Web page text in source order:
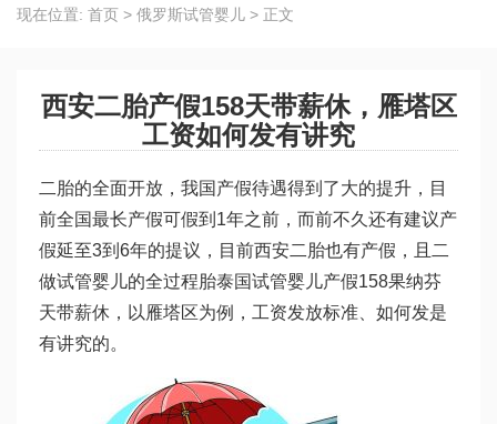
现在位置: 首页 > 俄罗斯试管婴儿 > 正文
西安二胎产假158天带薪休，雁塔区
工资如何发有讲究
二胎的全面开放，我国产假待遇得到了大的提升，目
前全国最长产假可假到1年之前，而前不久还有建议产
假延至3到6年的提议，目前西安二胎也有产假，且二
做试管婴儿的全过程胎泰国试管婴儿产假158果纳芬
天带薪休，以雁塔区为例，工资发放标准、如何发是
有讲究的。